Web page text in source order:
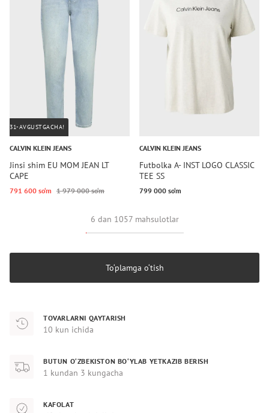
31-AVGUSTGACHA!
CALVIN KLEIN JEANS
Jinsi shim EU MOM JEAN LT
CAPE
791 600 so‘m 1 979 000 so‘m
CALVIN KLEIN JEANS
Futbolka A- INST LOGO CLASSIC
TEE SS
799 000 so‘m
6 dan 1057 mahsulotlar
To‘plamga o‘tish
TOVARLARNI QAYTARISH
10 kun ichida
BUTUN O‘ZBEKISTON BO‘YLAB YETKAZIB BERISH
1 kundan 3 kungacha
KAFOLAT